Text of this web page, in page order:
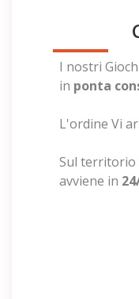
I nostri
in ponta
L'ordine Vi
Sul territorio
avviene in